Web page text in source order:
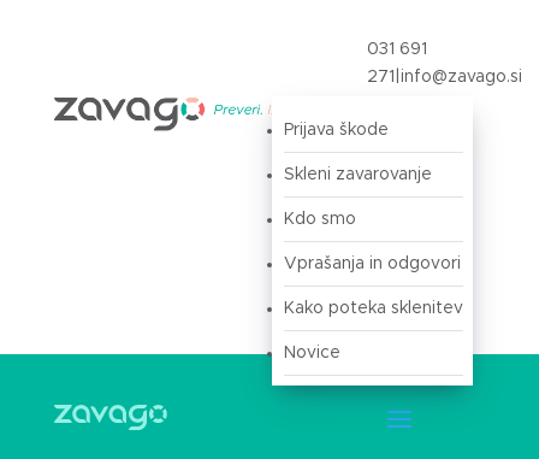
031 691
271 info@zavago.si
Prijava škode
Skleni zavarovanje
Kdo smo
Vprašanja in odgovori
Kako poteka sklenitev
Novice